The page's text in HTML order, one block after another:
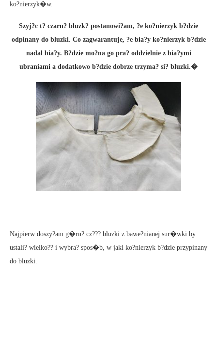
ko?nierzyk�w.
Szyj?c t? czarn? bluzk? postanowi?am, ?e ko?nierzyk b?dzie
odpinany do bluzki. Co zagwarantuje, ?e bia?y ko?nierzyk b?dzie
nadal bia?y. B?dzie mo?na go pra? oddzielnie z bia?ymi
ubraniami a dodatkowo b?dzie dobrze trzyma? si? bluzki.�
Najpierw doszy?am g�rn? cz??? bluzki z bawe?nianej sur�wki by
ustali? wielko?? i wybra? spos�b, w jaki ko?nierzyk b?dzie przypinany
do bluzki.